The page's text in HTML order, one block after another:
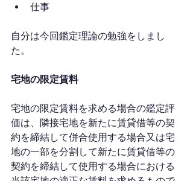
仕事
自分は今回鑑定理論の勉強をしまし
た。
宅地の限定賃料
宅地の限定賃料を求める場合の鑑定評
価は、隣接宅地を新たに賃貸借等の契
約を締結して併合使用する場合又は宅
地の一部を分割して新たに賃貸借等の
契約を締結して使用する場合における